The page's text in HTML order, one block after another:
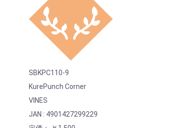
SBKPC110-9
KurePunch Corner
VINES
JAN : 4901427299229